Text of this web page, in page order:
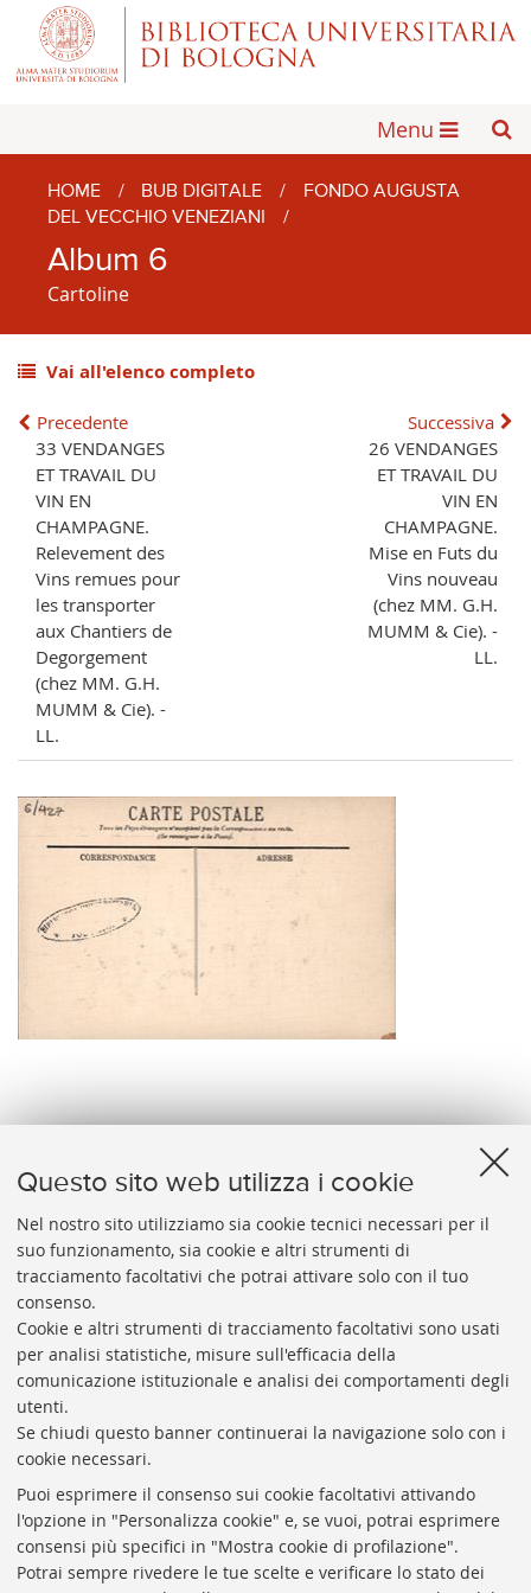
Questo sito web utilizza i cookie
Nel nostro sito utilizziamo sia cookie tecnici necessari per il
suo funzionamento, sia cookie e altri strumenti di
tracciamento facoltativi che potrai attivare solo con il tuo
consenso.
Cookie e altri strumenti di tracciamento facoltativi sono usati
per analisi statistiche, misure sull'efficacia della
comunicazione istituzionale e analisi dei comportamenti degli
utenti.
Se chiudi questo banner continuerai la navigazione solo con i
cookie necessari.
Puoi esprimere il consenso sui cookie facoltativi attivando
l'opzione in "Personalizza cookie" e, se vuoi, potrai esprimere
consensi più specifici in "Mostra cookie di profilazione".
Potrai sempre rivedere le tue scelte e verificare lo stato dei
Menu
HOME / BUB DIGITALE /
FONDO AUGUSTA
DEL VECCHIO VENEZIANI
/
Album 6
Cartoline
Vai all'elenco completo
Precedente
33 VENDANGES
ET TRAVAIL DU
VIN EN
CHAMPAGNE.
Relevement des
Vins remues pour
les transporter
aux Chantiers de
Degorgement
(chez MM. G.H.
MUMM & Cie). -
LL.
Successiva
26 VENDANGES
ET TRAVAIL DU
VIN EN
CHAMPAGNE.
Mise en Futs du
Vins nouveau
(chez MM. G.H.
MUMM & Cie). -
LL.
UNIVERSITARIA
Presidente: prof. Francesco Citti
Coordinatrice gestionale: Maria Pia Torricelli
Responsabile Amministrativo: Luigia Di Pumpo
Via Zamboni, 33/35 - 40126 Bologna (BO)
Tel. +39 051 2088306 - Fax +39 051 2088385
bub.info@unibo.it
bub.biblioteca@pec.unibo.it